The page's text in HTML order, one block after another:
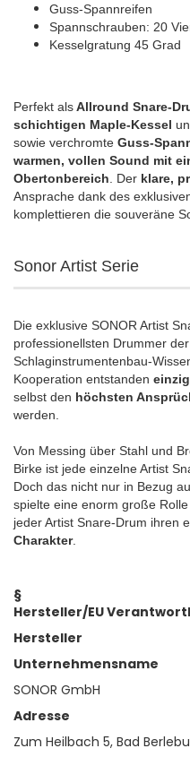
Guss-Spannreifen
Spannschrauben: 20
Kesselgratung 45 Grad
Perfekt alsAllround Snare-
schichtigen Maple-Kessel
sowie verchromte Guss-
warmen, vollen Sound mit
Obertonbereich . Der klare,
Ansprache dank des
komplettieren die souveräne
Sonor Artist Serie
Die exklusive SONOR Artist
professionellsten Drummer
Schlaginstrumentenbau-
Kooperation entstanden
selbst den höchsten
werden.
Von Messing über Stahl und
Birke ist jede einzelne Artist
Doch das nicht nur in Bezug
spielte eine enorm große
jeder Artist Snare-Drum ihren
Charakter.
§
Hersteller/EU
Hersteller
Unternehmensname
SONOR GmbH
Adresse
Zum Heilbach 5, Bad